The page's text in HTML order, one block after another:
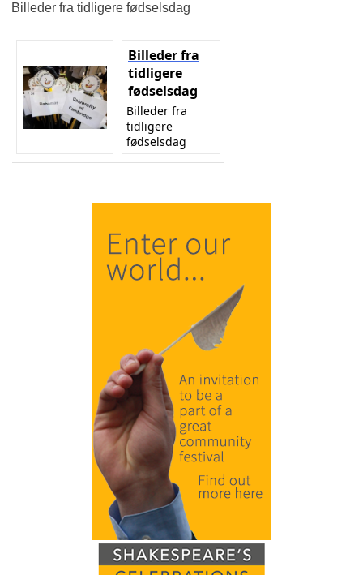
Billeder fra tidligere fødselsdag
Billeder fra
tidligere
fødselsdag
Billeder fra
tidligere
fødselsdag